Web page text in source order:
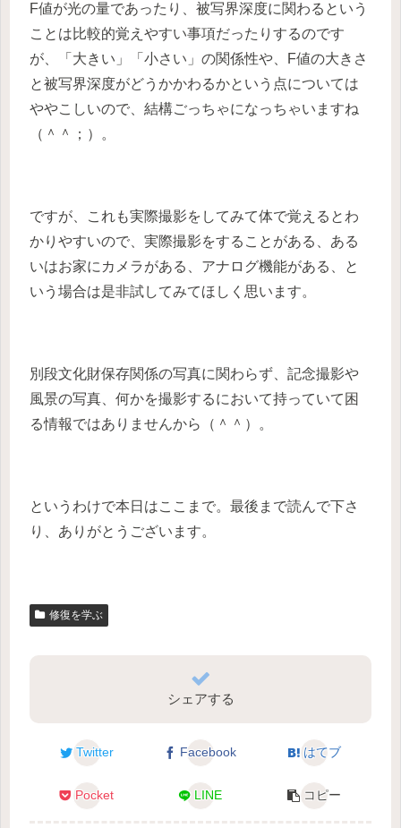
F値が光の量であったり、被写界深度に関わるという
ことは比較的覚えやすい事項だったりするのです
が、「大きい」「小さい」の関係性や、F値の大きさ
と被写界深度がどうかかわるかという点については
ややこしいので、結構ごっちゃになっちゃいますね
（＾＾；）。
ですが、これも実際撮影をしてみて体で覚えるとわ
かりやすいので、実際撮影をすることがある、ある
いはお家にカメラがある、アナログ機能がある、と
いう場合は是非試してみてほしく思います。
別段文化財保存関係の写真に関わらず、記念撮影や
風景の写真、何かを撮影するにおいて持っていて困
る情報ではありませんから（＾＾）。
というわけで本日はここまで。最後まで読んで下さ
り、ありがとうございます。
修復を学ぶ
シェアする
Twitter Facebook はてブ
Pocket LINE コピー